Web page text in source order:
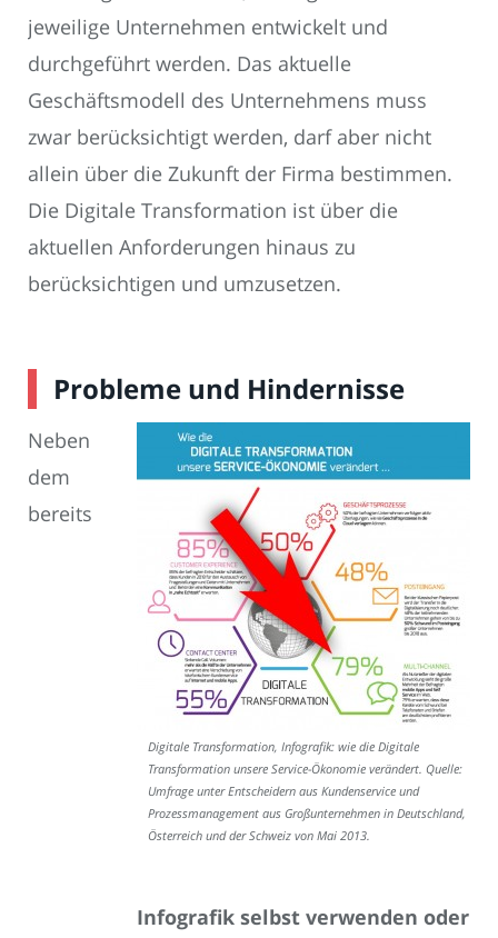
jeweilige Unternehmen entwickelt und
durchgeführt werden. Das aktuelle
Geschäftsmodell des Unternehmens muss
zwar berücksichtigt werden, darf aber nicht
allein über die Zukunft der Firma bestimmen.
Die Digitale Transformation ist über die
aktuellen Anforderungen hinaus zu
berücksichtigen und umzusetzen.
Probleme und Hindernisse
Digitale Transformation, Infografik: wie die Digitale
Transformation unsere Service-Ökonomie verändert. Quelle:
Umfrage unter Entscheidern aus Kundenservice und
Prozessmanagement aus Großunternehmen in Deutschland,
Österreich und der Schweiz von Mai 2013.
Infografik selbst verwenden oder
Neben
dem
bereits